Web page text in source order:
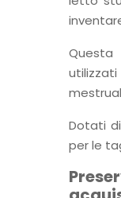
Dotati
per le